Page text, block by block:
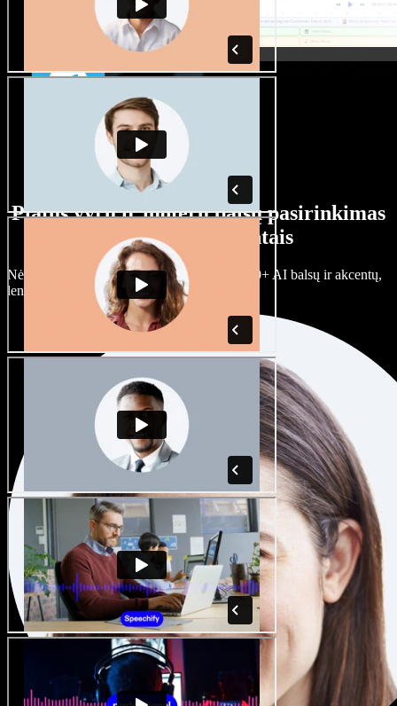
Platus vyrų ir moterų balsų pasirinkimas
su įvairiais akcentais
Nėra dviejų vienodų projektų. Rinkitės iš 100+ AI balsų ir akcentų,
lengvai juos prisitaikykite.